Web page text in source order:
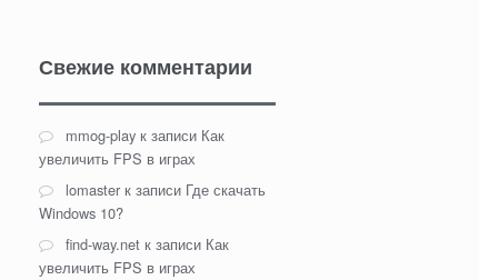
Свежие комментарии
mmog-play к записи Как
увеличить FPS в играх
lomaster к записи Где скачать
Windows 10?
find-way.net к записи Как
увеличить FPS в играх